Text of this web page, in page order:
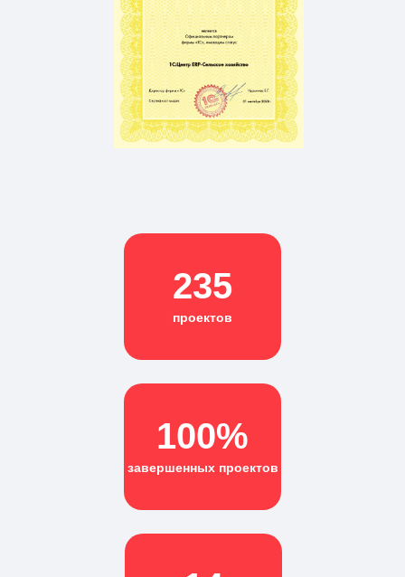
проектов
235
завершенных проектов
100%